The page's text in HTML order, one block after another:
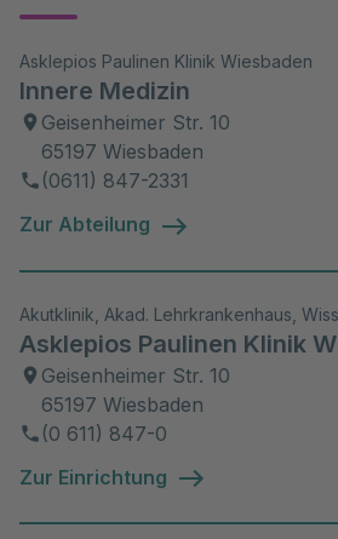
Asklepios Paulinen Klinik Wiesbaden
Innere Medizin
Geisenheimer Str. 10
65197 Wiesbaden
(0611) 847-2331
Zur Abteilung
Akutklinik, Akad. Lehrkrankenhaus,
Asklepios Paulinen Klinik
Geisenheimer Str. 10
65197 Wiesbaden
(0 611) 847-0
Zur Einrichtung